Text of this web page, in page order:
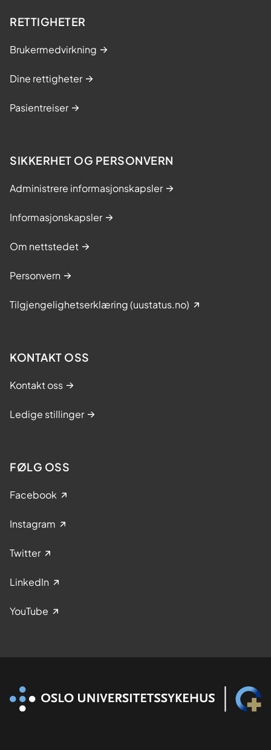
RETTIGHETER
Brukermedvirkning
Dine rettigheter
Pasientreiser
SIKKERHET OG PERSONVERN
Administrere informasjonskapsler
Informasjonskapsler
Om nettstedet
Personvern
Tilgjengelighetserklæring (uustatus.no)
KONTAKT OSS
Kontakt oss
Ledige stillinger
FØLG OSS
Facebook
Instagram
Twitter
LinkedIn
YouTube